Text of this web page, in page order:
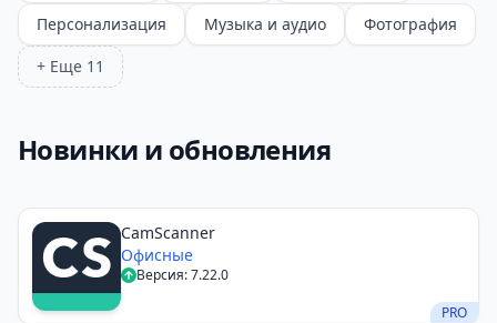
Персонализация
Музыка и аудио
Фотография
+ Еще 11
Новинки и обновления
CamScanner
Офисные
Версия: 7.22.0
PRO